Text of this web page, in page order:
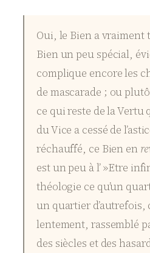
Oui, le Bien a
Bien un peu spécial,
complique encore les
de mascarade ; ou
ce qui reste de la
du Vice a cessé de
réchauffé, ce Bien en
est un peu à l’ »Etre
théologie ce qu’un
un quartier
lentement, rassemblé
des siècles et des